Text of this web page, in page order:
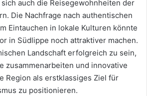
auch die Reisegewohnheiten der
Die Nachfrage nach authentischen
Eintauchen in lokale Kulturen könnte
in Südlippe noch attraktiver machen.
Landschaft erfolgreich zu sein,
zusammenarbeiten und innovative
Region als erstklassiges Ziel für
zu positionieren.